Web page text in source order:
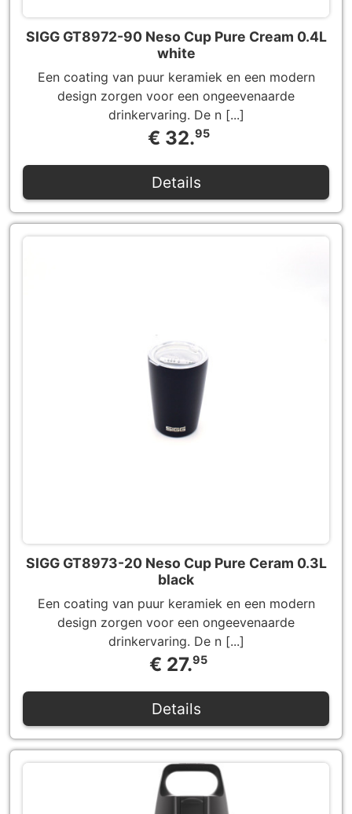
SIGG GT8972-90 Neso Cup Pure Cream 0.4L
white
Een coating van puur keramiek en een modern
design zorgen voor een ongeevenaarde
drinkervaring. De n [...]
€ 32.95
Details
SIGG GT8973-20 Neso Cup Pure Ceram 0.3L
black
Een coating van puur keramiek en een modern
design zorgen voor een ongeevenaarde
drinkervaring. De n [...]
€ 27.95
Details